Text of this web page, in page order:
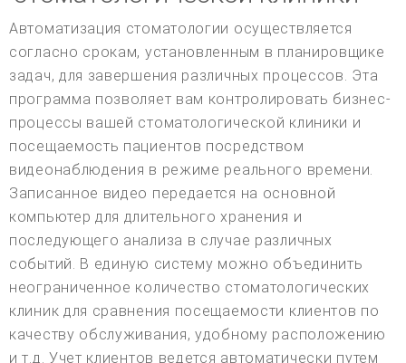
Автоматизация стоматологии осуществляется
согласно срокам, установленным в планировщике
задач, для завершения различных процессов. Эта
программа позволяет вам контролировать бизнес-
процессы вашей стоматологической клиники и
посещаемость пациентов посредством
видеонаблюдения в режиме реального времени.
Записанное видео передается на основной
компьютер для длительного хранения и
последующего анализа в случае различных
событий. В единую систему можно объединить
неограниченное количество стоматологических
клиник для сравнения посещаемости клиентов по
качеству обслуживания, удобному расположению
и т.д. Учет клиентов ведется автоматически путем